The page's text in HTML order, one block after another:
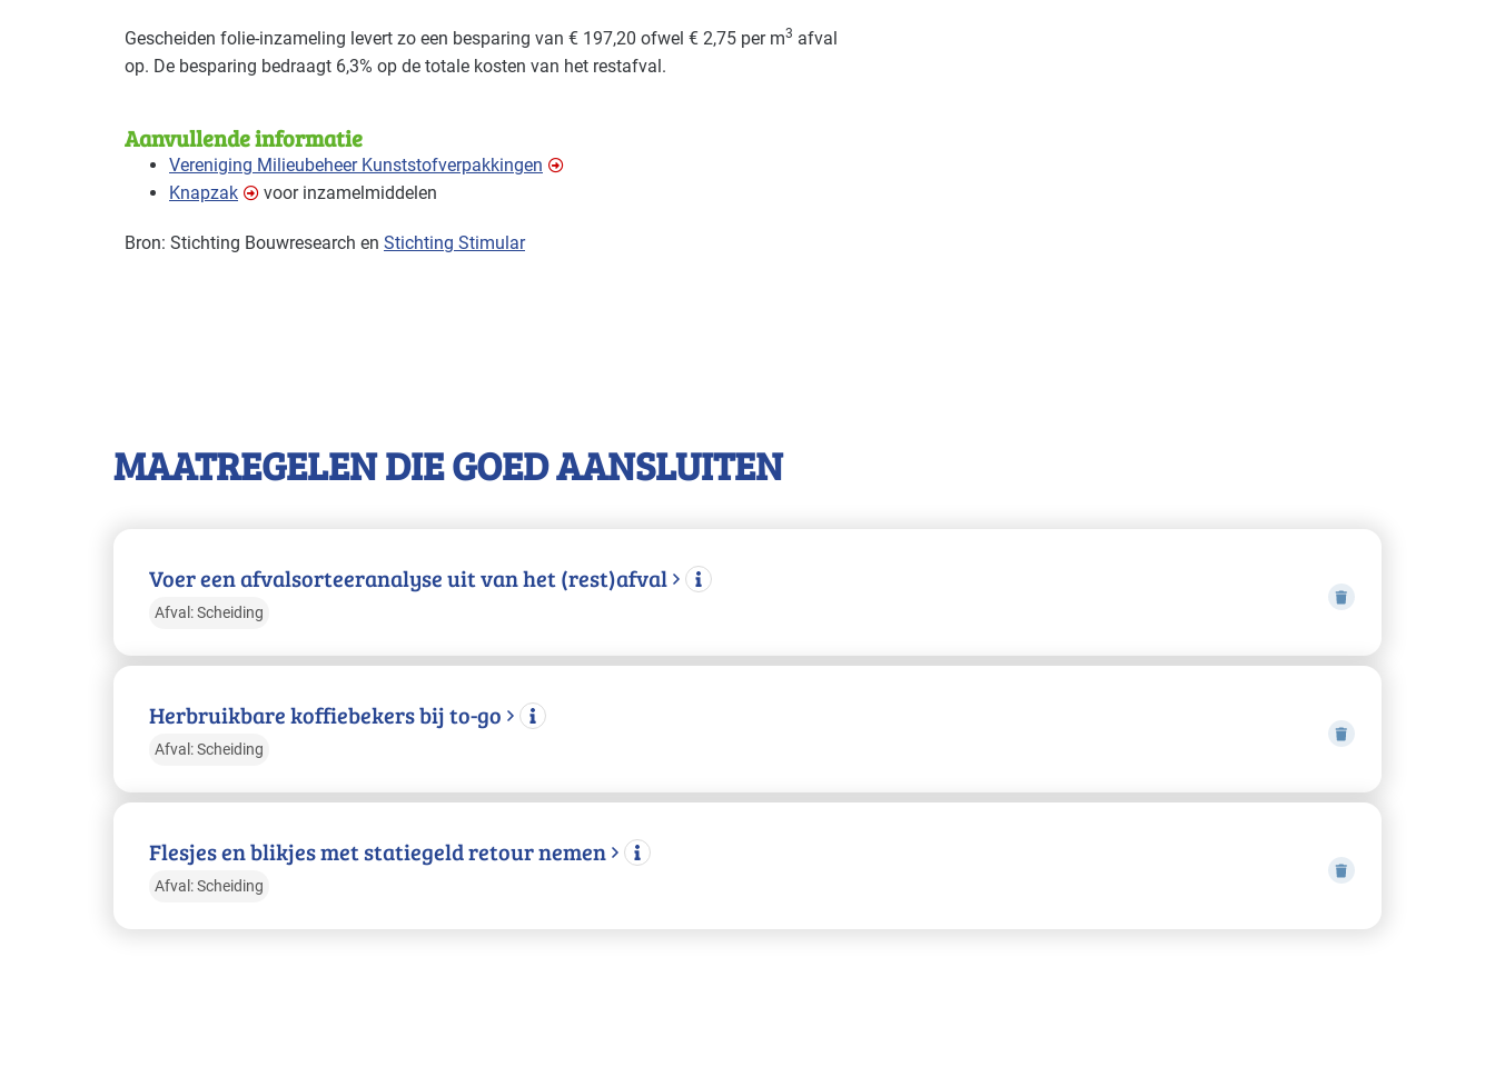
Gescheiden folie-inzameling levert zo een besparing van € 197,20 ofwel € 2,75 per m3 afval
op. De besparing bedraagt 6,3% op de totale kosten van het restafval.
Aanvullende informatie
Vereniging Milieubeheer Kunststofverpakkingen
Knapzak
voor inzamelmiddelen
Bron: Stichting Bouwresearch en Stichting Stimular
MAATREGELEN DIE GOED AANSLUITEN
Voer een afvalsorteeranalyse uit van het (rest)afval
Afval: Scheiding
Herbruikbare koffiebekers bij to-go
Afval: Scheiding
Flesjes en blikjes met statiegeld retour nemen
Afval: Scheiding